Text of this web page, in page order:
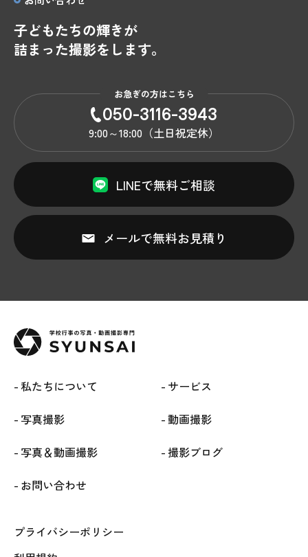
子どもたちの輝きが
詰まった撮影をします。
お急ぎの方はこちら
050-3116-3943
9:00～18:00（土日祝定休）
LINEで無料ご相談
メールで無料お見積り
私たちについて
サービス
写真撮影
動画撮影
写真＆動画撮影
撮影ブログ
お問い合わせ
プライバシーポリシー